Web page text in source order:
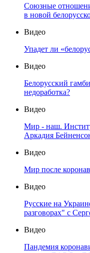
Союзные
в новой
Видео
Упадет ли
Видео
Белорусский
недоработка?
Видео
Мир - наш.
Аркадия
Видео
Мир после
Видео
Русские на
разговорах" с
Видео
Пандемия